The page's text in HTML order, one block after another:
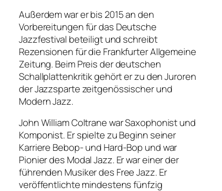
Außerdem war er bis 2015 an den
Vorbereitungen für das Deutsche
Jazzfestival beteiligt und schreibt
Rezensionen für die Frankfurter Allgemeine
Zeitung. Beim Preis der deutschen
Schallplattenkritik gehört er zu den Juroren
der Jazzsparte zeitgenössischer und
Modern Jazz.
John William Coltrane war Saxophonist und
Komponist. Er spielte zu Beginn seiner
Karriere Bebop- und Hard-Bop und war
Pionier des Modal Jazz. Er war einer der
führenden Musiker des Free Jazz. Er
veröffentlichte mindestens fünfzig